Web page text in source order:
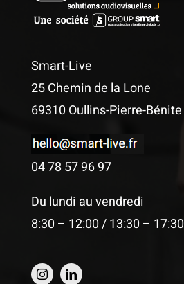
Smart-Live
25 Chemin de la Lone
69310 Oullins-Pierre-Bénite
04 78 57 96 97
Du lundi au vendredi
8:30 – 12:00 / 13:30 – 17:30